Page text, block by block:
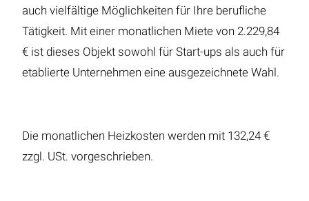
auch vielfältige Möglichkeiten für Ihre berufliche
Tätigkeit. Mit einer monatlichen Miete von 2.229,84
€ ist dieses Objekt sowohl für Start-ups als auch für
etablierte Unternehmen eine ausgezeichnete Wahl.
Die monatlichen Heizkosten werden mit 132,24 €
zzgl. USt. vorgeschrieben.